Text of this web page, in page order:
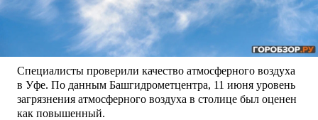
Специалисты проверили качество атмосферного воздуха
в Уфе. По данным Башгидрометцентра, 11 июня уровень
загрязнения атмосферного воздуха в столице был оценен
как повышенный.